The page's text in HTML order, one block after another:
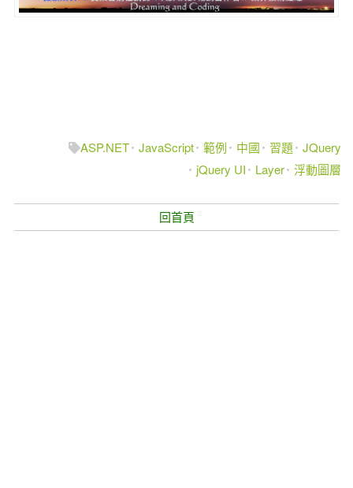
ASP.NET JavaScript 範例 中國 習題 JQuery
jQuery UI
Layer 浮動圖層
回首頁